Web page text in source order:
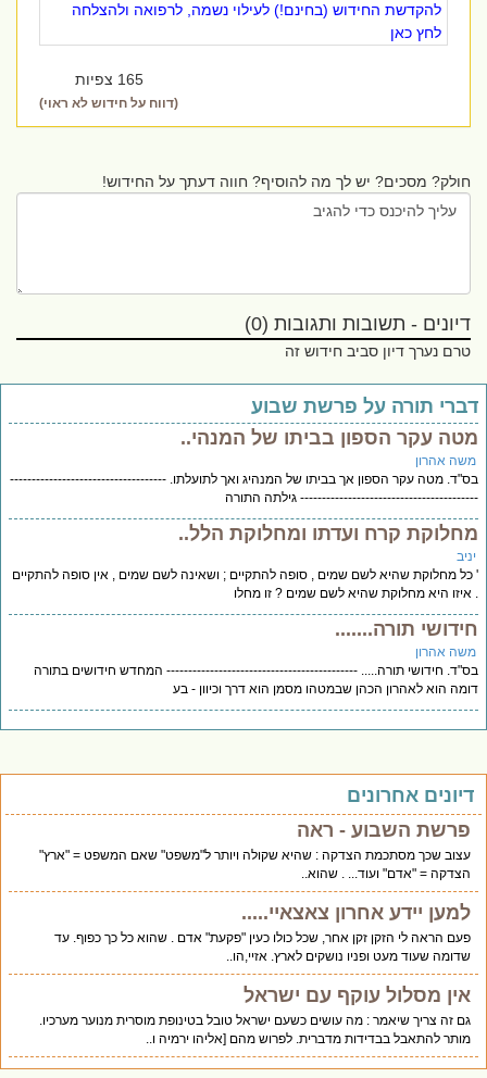
להקדשת החידוש (בחינם!) לעילוי נשמה, לרפואה ולהצלחה
לחץ כאן
165 צפיות
(דווח על חידוש לא ראוי)
חולק? מסכים? יש לך מה להוסיף? חווה דעתך על החידוש!
דיונים - תשובות ותגובות (0)
טרם נערך דיון סביב חידוש זה
תורה על פרשת שבוע
עקר הספון בביתו של המנהי..
אהרון
מטה עקר הספון אך בביתו של המנהיג ואך לתועלתו. ------------------------------------
גילתה התורה
קרח ועדתו ומחלוקת הלל..
מחלוקת שהיא לשם שמים , סופה להתקיים ; ושאינה לשם שמים , אין סופה להתקיים
היא מחלוקת שהיא לשם שמים ? זו מחלו
תורה.......
אהרון
חידושי תורה..... -------------------------------------------- המחדש חידושים בתורה
הוא לאהרון הכהן שבמטהו מסמן הוא דרך וכיוון - בע
אחרונים
פרשת השבוע - ראה
עצוב שכך מסתכמת הצדקה : שהיא שקולה ויותר ל"משפט" שאם המשפט = "ארץ"
הצדקה = "אדם" ועוד... . שהוא..
למען יידע אחרון צאצאיי.....
פעם הראה לי הזקן זקן אחר, שכל כולו כעין "פקעת" אדם . שהוא כל כך כפוף. עד
שדומה שעוד מעט ופניו נושקים לארץ. אזיי,הו..
אין מסלול עוקף עם ישראל
גם זה צריך שיאמר : מה עושים כשעם ישראל טובל בטינופת מוסרית מנוער מערכיו.
מותר להתאבל בבדידות מדברית. לפרוש מהם [אליהו ירמיה ו..